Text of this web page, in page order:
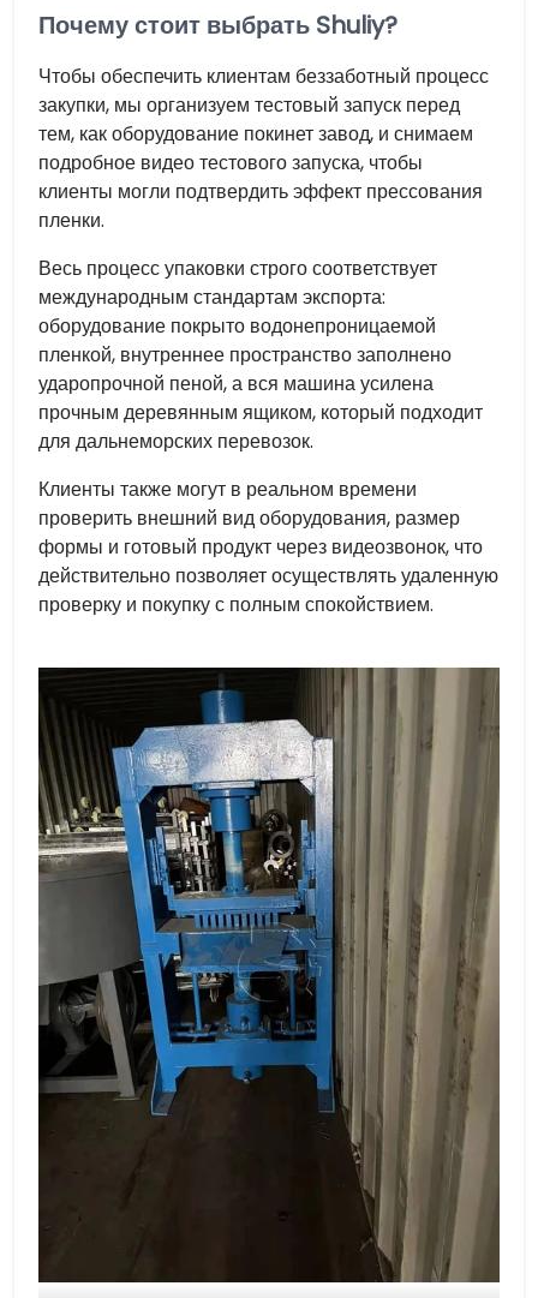
Почему стоит выбрать Shuliy?
Чтобы обеспечить клиентам беззаботный процесс
закупки, мы организуем тестовый запуск перед
тем, как оборудование покинет завод, и снимаем
подробное видео тестового запуска, чтобы
клиенты могли подтвердить эффект прессования
пленки.
Весь процесс упаковки строго соответствует
международным стандартам экспорта:
оборудование покрыто водонепроницаемой
пленкой, внутреннее пространство заполнено
ударопрочной пеной, а вся машина усилена
прочным деревянным ящиком, который подходит
для дальнеморских перевозок.
Клиенты также могут в реальном времени
проверить внешний вид оборудования, размер
формы и готовый продукт через видеозвонок, что
действительно позволяет осуществлять удаленную
проверку и покупку с полным спокойствием.